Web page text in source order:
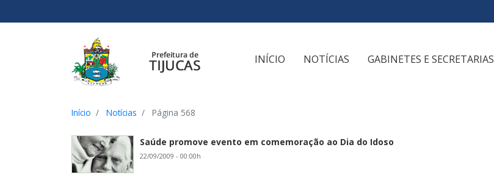
INÍCIO NOTÍCIAS GABINETES E SECRETARIAS
Início Notícias Página 568
Saúde promove evento em comemoração ao Dia do Idoso
22/09/2009 - 00:00h